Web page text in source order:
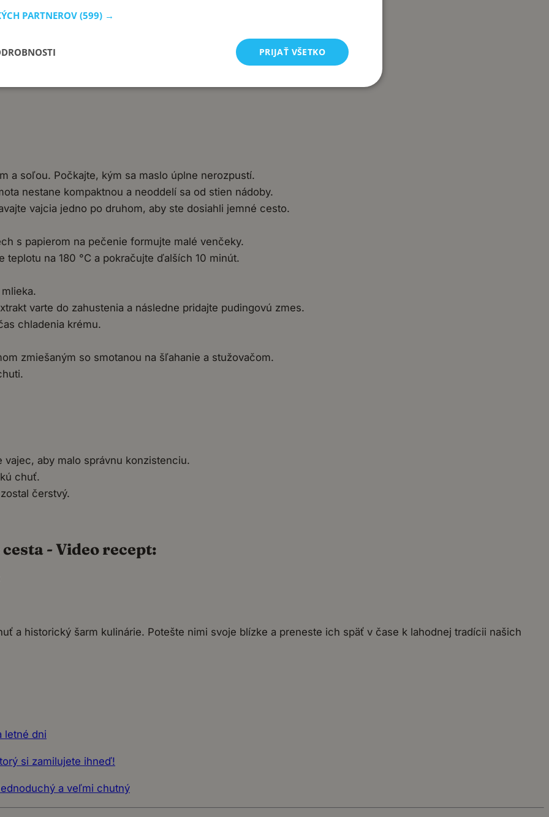
a soľou. Počkajte, kým sa maslo úplne nerozpustí.
nestane kompaktnou a neoddelí sa od stien nádoby.
vajcia jedno po druhom, aby ste dosiahli jemné cesto.
s papierom na pečenie formujte malé venčeky.
na 180 °C a pokračujte ďalších 10 minút.
varte do zahustenia a následne pridajte pudingovú zmes.
chladenia krému.
zmiešaným so smotanou na šľahanie a stužovačom.
vajec, aby malo správnu konzistenciu.
chuť.
čerstvý.
- Video recept:
a historický šarm kulinárie. Potešte nimi svoje blízke a preneste ich späť v čase k lahodnej tradícii našich
letné dni
si zamilujete ihneď!
a veľmi chutný
PARTNEROV(599) →
PRIJAŤ VŠETKO